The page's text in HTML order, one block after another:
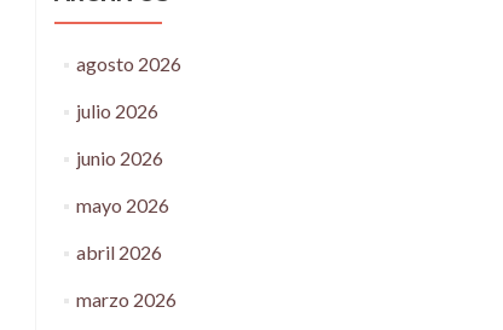
agosto 2026
julio 2026
junio 2026
mayo 2026
abril 2026
marzo 2026